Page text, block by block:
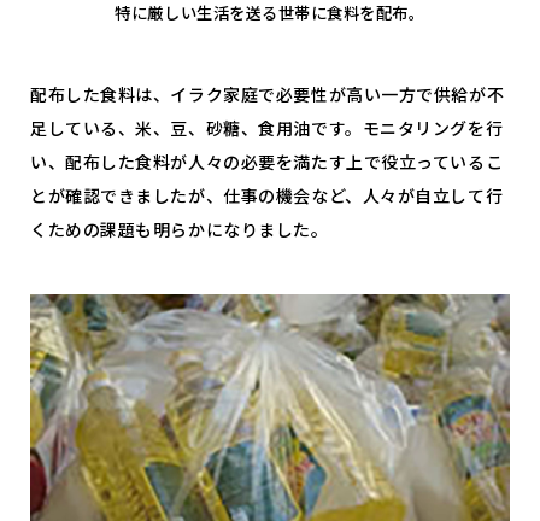
特に厳しい生活を送る世帯に食料を配布。
配布した食料は、イラク家庭で必要性が高い一方で供給が不
足している、米、豆、砂糖、食用油です。モニタリングを行
い、配布した食料が人々の必要を満たす上で役立っているこ
とが確認できましたが、仕事の機会など、人々が自立して行
くための課題も明らかになりました。